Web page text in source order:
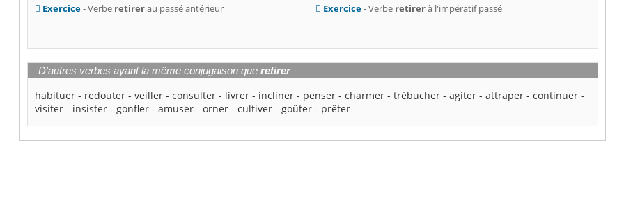
Exercice- Verbe retirerau passé antérieur
Exercice- Verbe retirerà l'impératif passé
D'autres verbes ayant la même conjugaison queretirer
habituer - redouter -veiller -consulter - livrer - incliner - penser -charmer -trébucher -agiter -attraper -continuer -
visiter - insister -gonfler -amuser -orner -cultiver -goûter - prêter -